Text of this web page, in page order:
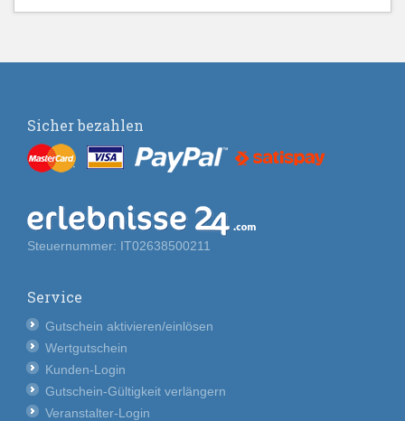
Sicher bezahlen
Steuernummer: IT02638500211
Service
Gutschein aktivieren/einlösen
Wertgutschein
Kunden-Login
Gutschein-Gültigkeit verlängern
Veranstalter-Login